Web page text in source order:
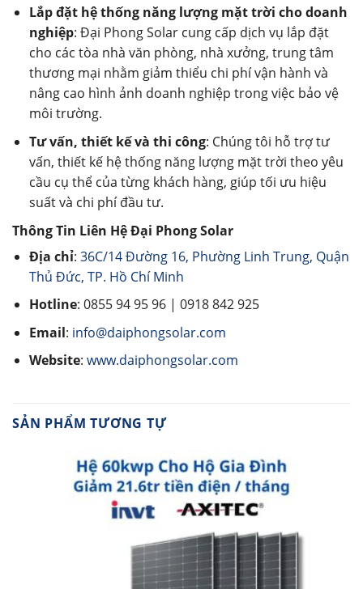
Lắp đặt hệ thống năng lượng mặt trời cho doanh
nghiệp: Đại Phong Solar cung cấp dịch vụ lắp đặt
cho các tòa nhà văn phòng, nhà xưởng, trung tâm
thương mại nhằm giảm thiểu chi phí vận hành và
nâng cao hình ảnh doanh nghiệp trong việc bảo vệ
môi trường.
Tư vấn, thiết kế và thi công: Chúng tôi hỗ trợ tư
vấn, thiết kế hệ thống năng lượng mặt trời theo yêu
cầu cụ thể của từng khách hàng, giúp tối ưu hiệu
suất và chi phí đầu tư.
Thông Tin Liên Hệ Đại Phong Solar
Địa chỉ: 36C/14 Đường 16, Phường Linh Trung, Quận
Thủ Đức, TP. Hồ Chí Minh
Hotline: 0855 94 95 96 | 0918 842 925
Email: info@daiphongsolar.com
Website: www.daiphongsolar.com
SẢN PHẨM TƯƠNG TỰ